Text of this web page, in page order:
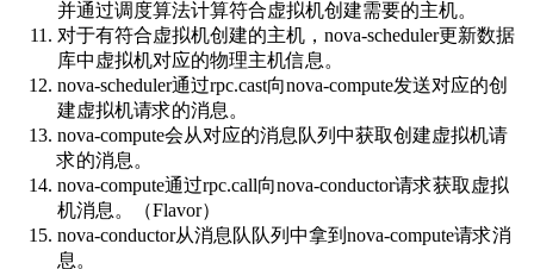
并通过调度算法计算符合虚拟机创建需要的主机。
对于有符合虚拟机创建的主机，nova-scheduler更新数据
库中虚拟机对应的物理主机信息。
nova-scheduler通过rpc.cast向nova-compute发送对应的创
建虚拟机请求的消息。
nova-compute会从对应的消息队列中获取创建虚拟机请
求的消息。
nova-compute通过rpc.call向nova-conductor请求获取虚拟
机消息。（Flavor）
nova-conductor从消息队队列中拿到nova-compute请求消
息。